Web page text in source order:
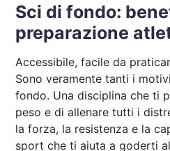
Sci di fondo:
preparazione
Accessibile, facile da
Sono veramente tanti i
fondo. Una disciplina che ti
peso e di allenare tutti i
la forza, la resistenza e la
sport che ti aiuta a goderti